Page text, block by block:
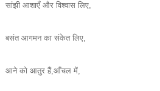
सांझी आशाएँ और विश्वास लिए,
बसंत आगमन का संकेत लिए,
आने को आतुर हैं,आँचल में,